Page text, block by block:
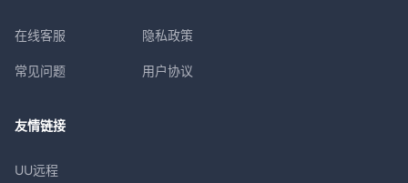
在线客服
常见问题
隐私政策
用户协议
友情链接
UU远程